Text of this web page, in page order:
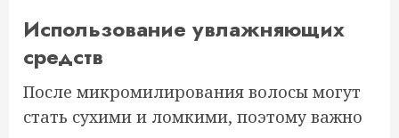
Использование увлажняющих
средств
После микромилирования волосы могут
стать сухими и ломкими, поэтому важно